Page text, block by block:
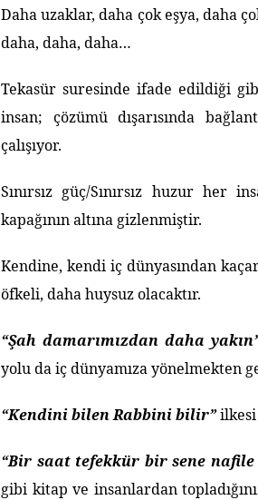
Daha uzaklar, daha çok eşya, daha
daha, daha, daha…
Tekasür suresinde ifade edildiği
insan; çözümü dışarısında
çalışıyor.
Sınırsız güç/Sınırsız huzur her
kapağının altına gizlenmiştir.
Kendine, kendi iç dünyasından
öfkeli, daha huysuz olacaktır.
“Şah damarımızdan daha
yolu da iç dünyamıza yönelmekten
“Kendini bilen Rabbini bilir”ilkesi
“Bir saat tefekkür bir sene
gibi kitap ve insanlardan